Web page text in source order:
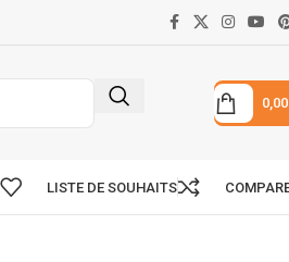
LISTE DE SOUHAITS